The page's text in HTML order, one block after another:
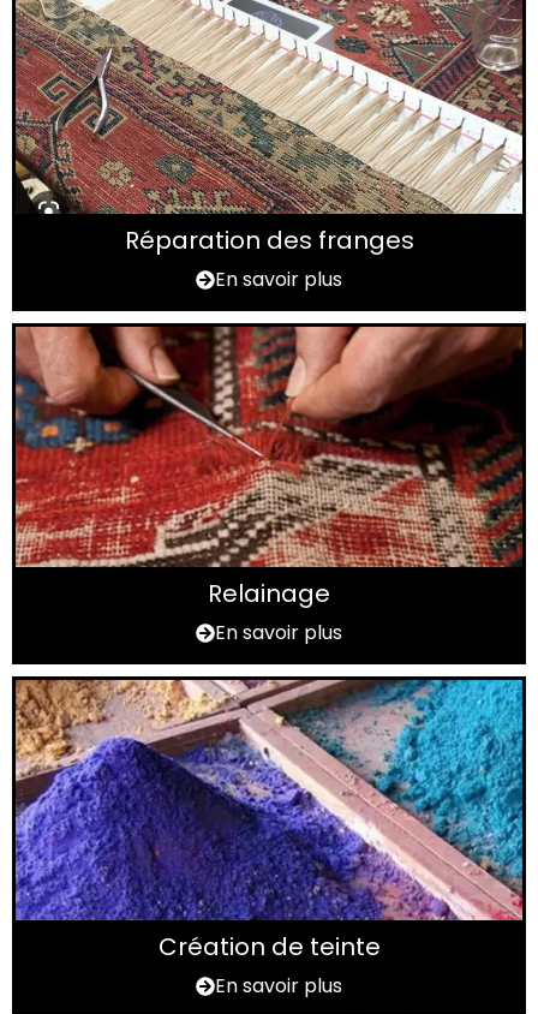
Réparation des franges
En savoir plus
Relainage
En savoir plus
Création de teinte
En savoir plus